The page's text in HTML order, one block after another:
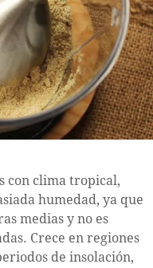
con clima tropical,
humedad, ya que
medias y no es
Crece en regiones
de insolación,